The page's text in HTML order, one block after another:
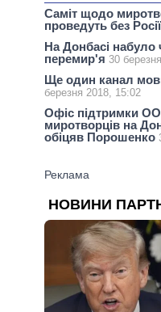
Саміт щодо
проведуть без
На Донбасі набуло
перемир'я 30
Ще один канал
березня 2018, 15:02
Офіс підтримки
миротворців на
обіцяв Порошенко